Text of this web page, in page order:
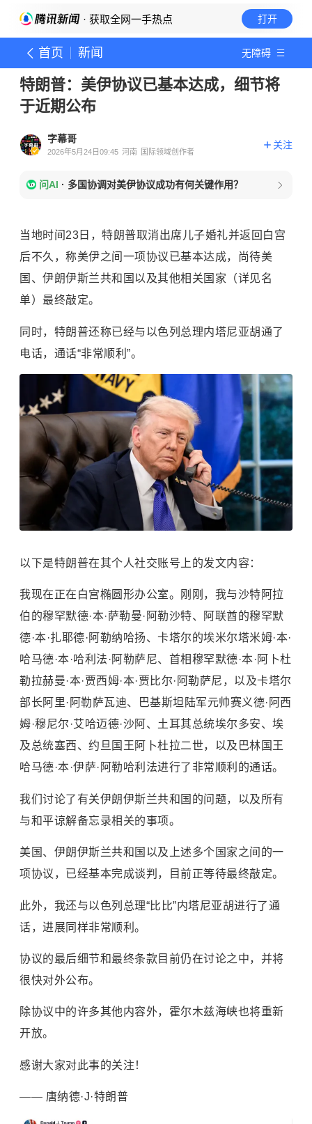
· 获取全网一手热点 打开
首页 新闻 无障碍
特朗普：美伊协议已基本达成，细节将
于近期公布
字幕哥
2026年5月24日09:45 河南 国际领域创作者
关注
问AI · 多国协调对美伊协议成功有何关键作用？
当地时间23日，特朗普取消出席儿子婚礼并返回白宫
后不久，称美伊之间一项协议已基本达成，尚待美
国、伊朗伊斯兰共和国以及其他相关国家（详见名
单）最终敲定。
同时，特朗普还称已经与以色列 总理内塔尼亚胡通了
电话，通话“非常顺利”。
以下是特朗普在其个人社交账号上的发文内容：
我现在正在白宫椭圆形办公室。刚刚，我与沙特阿拉
伯 的穆罕默德·本·萨勒曼·阿勒沙特、阿联酋的穆罕默
德·本·扎耶德·阿勒纳哈扬、卡塔尔的埃米尔塔米姆·本·
哈马德·本·哈利法·阿勒萨尼、首相穆罕默德·本·阿卜杜
勒拉赫曼·本·贾西姆·本·贾比尔·阿勒萨尼，以及卡塔尔
部长阿里·阿勒萨瓦迪、
巴基斯坦 陆军元帅赛义德·阿西
姆·穆尼尔·艾哈迈德·沙阿、土耳其总统埃尔多安、埃
及总统塞西、约旦国王阿卜杜拉二世，以及巴林国王
哈马德·本·伊萨·阿勒哈利法进行了非常顺利的通话。
我们讨论了有关伊朗伊斯兰共和国的问题，以及所有
与和平谅解备忘录相关的事项。
美国、伊朗伊斯兰共和国以及上述多个国家之间的一
项协议，已经基本完成谈判，目前正等待最终敲定。
此外，我还与以色列总理“比比”内塔尼亚胡进行了通
话，进展同样非常顺利。
协议的最后细节和最终条款目前仍在讨论之中，并将
很快对外公布。
除协议中的许多其他内容外，霍尔木兹海峡也将重新
开放。
感谢大家对此事的关注！
—— 唐纳德·J·特朗普